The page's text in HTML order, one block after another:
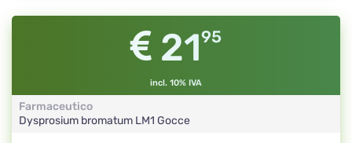
2195
incl. 10% IVA
Farmaceutico
Dysprosium bromatum LM1 Gocce